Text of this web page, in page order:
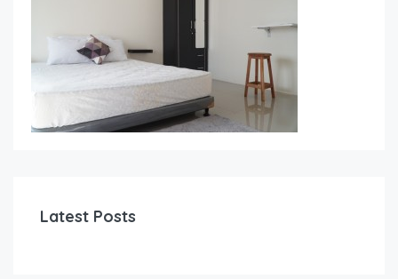
Latest Posts